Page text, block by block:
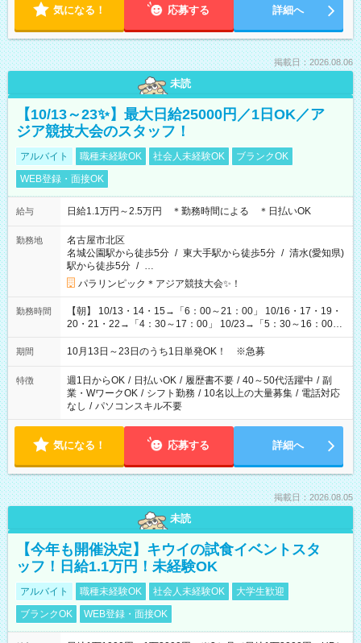
気になる！ 応募する 詳細へ
掲載日：2026.08.06
未読
【10/13～23✨】最大日給25000円／1日OK／ア
ジア競技大会のスタッフ！
アルバイト 職種未経験OK 社会人未経験OK
ブランクOK
WEB登録・面接OK
給与 日給1.1万円～2.5万円 ＊勤務時間による ＊日払いOK
勤務地
名古屋市北区
名城公園駅から徒歩5分 / 東大手駅から徒歩5分 / 清水(愛知県)
駅から徒歩5分 / …
パラリンピック＊アジア競技大会✨！
勤務時間
【朝】 10/13・14・15→「6：00～21：00」 10/16・17・19・
20・21・22→「4：30～17：00」 10/23→「5：30～16：00」
【夕方】 10/16・17・19～21→「17：00～26：00」
10/22→「17：00～24：30」 10/23→「16：00～23：00」 ＊
け、夕方だけ、などもOKです！
期間 10月13日～23日のうち1日単発OK！ ※急募
特徴 週1日からOK / 日払いOK / 履歴書不要 / 40～50代活躍中 / 副
業・WワークOK / シフト勤務 / 10名以上の大量募集 / 電話対応
なし / パソコンスキル不要
気になる！ 応募する 詳細へ
掲載日：2026.08.05
未読
【今年も開催決定】キウイの試食イベントスタ
ッフ！日給1.1万円！未経験OK
アルバイト 職種未経験OK 社会人未経験OK
大学生歓迎
ブランクOK
WEB登録・面接OK